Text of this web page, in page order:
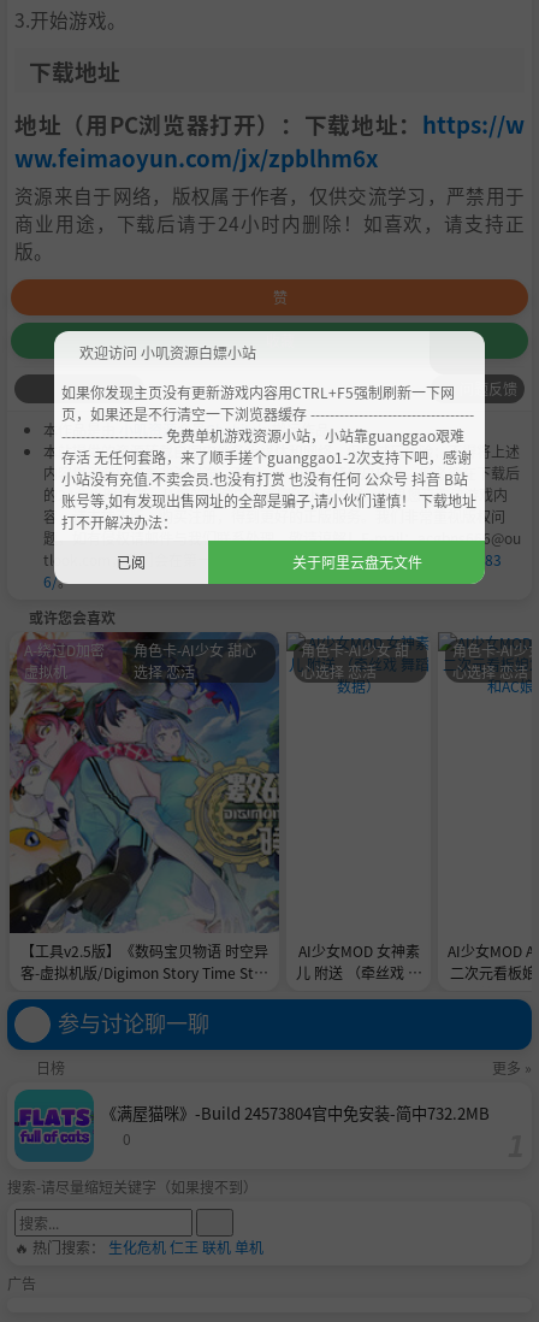
3.开始游戏。
下载地址
地址（用PC浏览器打开）：下载地址： https://w
ww.feimaoyun.com/jx/zpblhm6x
资源来自于网络，版权属于作者，仅供交流学习，严禁用于
商业用途，下载后请于24小时内删除！如喜欢，请支持正
版。
赞
问题反馈
本作品是由
小叽资源会员Chobits's 搬运作品.
本站提供的资源转载自国内外各大媒体和网络，仅供试玩体验；不得将上述
内容用于商业或者非法用途，否则，一切后果请用户自负。您必须在下载后
的24个小时之内，从您的电脑中彻底删除上述内容。如果您喜欢该游戏内
容，请支持正版，购买注册，得到更好的正版服务。我们非常重视版权问
题，如有侵权请邮件与我们联系处理。敬请谅解！E-mail：acgbns666@ou
tlook.com，我们会在第一时间断开下载链接https://steamzg.com/683
6/。
或许您会喜欢
【工具v2.5版】《数码宝贝物语 时空异
客-虚拟机版/Digimon Story Time Stra
官中免安装-简中31.1GB
A-绕过D加密
虚拟机
角色卡-AI少女 甜心
选择 恋活
AI少女MOD 女神素
儿 附送 （牵丝戏 舞
角色卡-AI少女 甜
心选择 恋活
AI少女MOD A
二次元看板
角色卡-AI少
心选择 恋活
参与讨论聊一聊
日榜 更多 »
《满屋猫咪》-Build 24573804官中免安装-简中732.2MB
0
搜索-请尽量缩短关键字（如果搜不到）
🔥 热门搜索： 生化危机仁王 联机单机
广告
欢迎访问 小叽资源白嫖小站
如果你发现主页没有更新游戏内容用CTRL+F5强制刷新一下网
页，如果还是不行清空一下浏览器缓存 ----------------------------------
--------------------- 免费单机游戏资源小站，小站靠guanggao艰难
存活 无任何套路，来了顺手搓个guanggao1-2次支持下吧，感谢
小站没有充值.不卖会员.也没有打赏 也没有任何 公众号 抖音 B站
账号等,如有发现出售网址的全部是骗子,请小伙们谨慎！ 下载地址
打不开解决办法：
已阅
关于阿里云盘无文件